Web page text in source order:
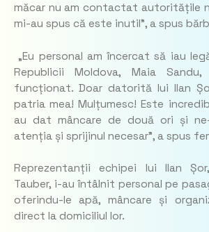
măcar nu am contactat autoritățile
mi-au spus că este inutil”, a spus
„Eu personal am încercat să iau
Republicii Moldova, Maia
funcționat. Doar datorită lui Ilan
patria mea! Mulțumesc! Este
au dat mâncare de două ori și
atenția și sprijinul necesar”, a spus
Reprezentanții echipei lui Ilan
Tauber, i-au întâlnit personal pe
oferindu-le apă, mâncare și
direct la domiciliul lor.